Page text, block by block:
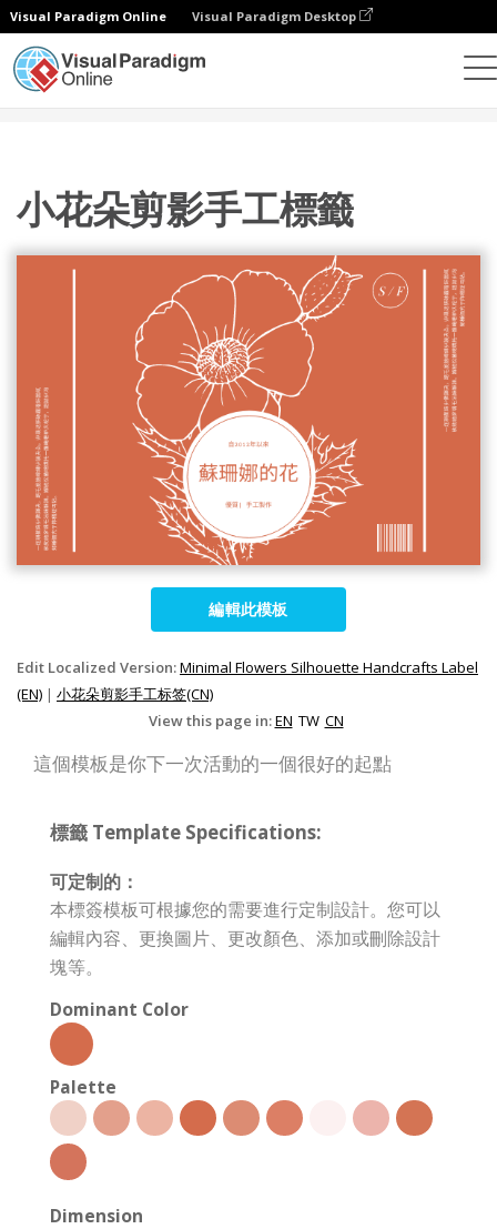
Visual Paradigm Online Visual Paradigm Desktop
小花朵剪影手工標籤
編輯此模板
Edit Localized Version:Minimal Flowers Silhouette Handcrafts Label
(EN) | 小花朵剪影手工标签(CN)
View this page in:EN TW CN
這個模板是你下一次活動的一個很好的起點
標籤 Template Specifications:
可定制的：
本標簽模板可根據您的需要進行定制設計。您可以
編輯內容、更換圖片、更改顏色、添加或刪除設計
塊等。
Dominant Color
Palette
Dimension